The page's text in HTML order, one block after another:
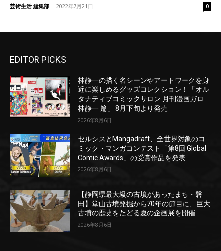
芸術生活 編集部 - 2022年7月21日 0
EDITOR PICKS
林静一の描く名シーンやアートワークを身
近に楽しめるグッズコレクション！「オル
タナティブコミックサロン 月刊漫画ガロ
林静一 篇」 8月下旬より発売
2026年8月6日
セルシスとMangadraft、全世界対象のコ
ミック・マンガコンテスト「第8回 Global
Comic Awards」の受賞作品を発表
2026年8月6日
【静岡県最大級の古墳があったまち・磐
田】堂山古墳発掘から70年の節目に、巨大
古墳の歴史をたどる夏の企画展を開催
2026年8月6日